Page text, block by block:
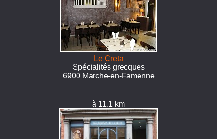
Le Creta
Spécialités grecques
6900 Marche-en-Famenne
à 11.1 km